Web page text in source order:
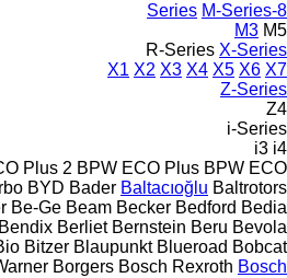
8-Series
M-Series
M3 M5
R-Series X-Series
X1 X2 X3 X4 X5 X6 X7
Z-Series
Z4
i-Series
i3 i4
Plus 2 BPW ECO Plus BPW ECO
BYD Bader Baltacıoğlu Baltrotors
Be-Ge Beam Becker Bedford Bedia
Bendix Berliet Bernstein Beru Bevola
Bitzer Blaupunkt Blueroad Bobcat
Borgers Bosch Rexroth Bosch